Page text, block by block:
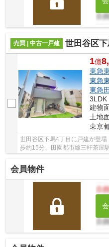
売買 | 中古一戸建 世田谷区下
1億
東急
東急
東急
3LDK
建物
土地
東京
世田谷区下馬4丁目に戸建が登
歩約15分、田園都市線三軒茶屋
会員物件